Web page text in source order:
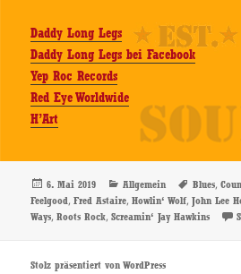
Daddy Long Legs
Daddy Long Legs bei Facebook
Yep Roc Records
Red Eye Worldwide
H’Art
Veröffentlicht
am
6. Mai 2019 Kategorien
Allgemein Blues,
Feelgood,Fred Astaire,Howlin‘ Wolf,John Lee
Ways,Roots Rock,Screamin‘ Jay Hawkins
Stolz präsentiert von WordPress